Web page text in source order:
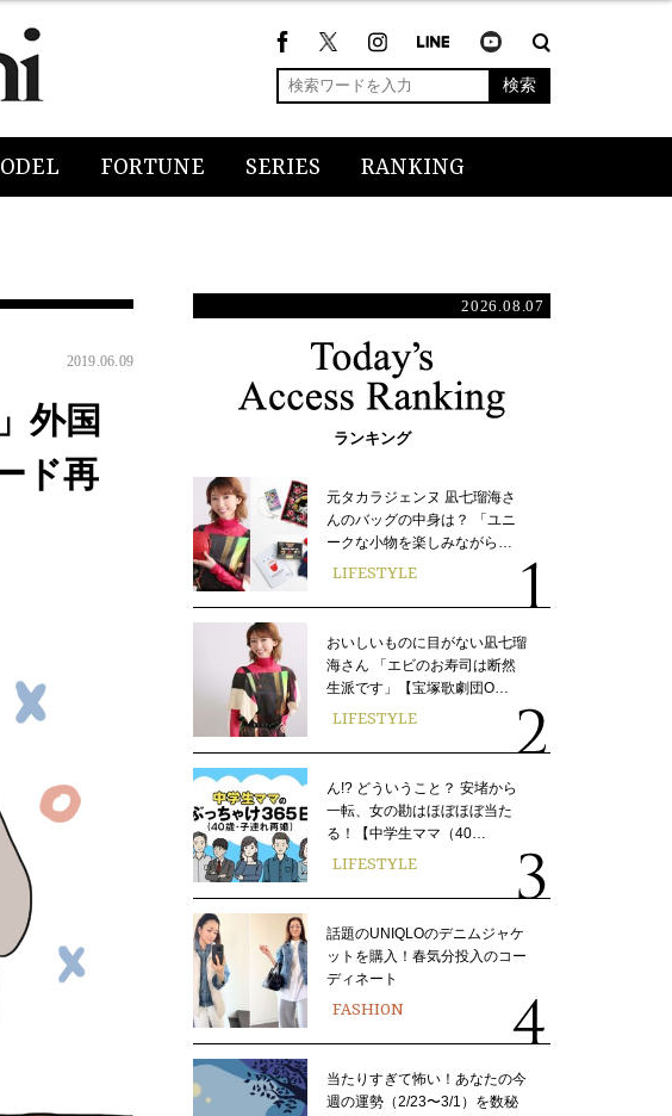
検索
FORTUNE SERIES RANKING
2019.06.09
外国
ド再
2026.08.07
ランキング
元タカラジェンヌ 凪七瑠海さ
んのバッグの中身は？ 「ユニ
ークな小物を楽しみながら…
LIFESTYLE
おいしいものに目がない凪七瑠
海さん 「エビのお寿司は断然
生派です」【宝塚歌劇団O…
LIFESTYLE
ん!? どういうこと？ 安堵から
一転、女の勘はほぼほぼ当た
る！【中学生ママ（40…
LIFESTYLE
話題のUNIQLOのデニムジャケ
ットを購入！春気分投入のコー
ディネート
FASHION
当たりすぎて怖い！あなたの今
週の運勢（2/23〜3/1）を数秘